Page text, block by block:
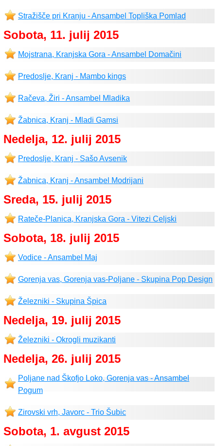
Stražišče pri Kranju - Ansambel Topliška Pomlad
Sobota, 11. julij 2015
Mojstrana, Kranjska Gora - Ansambel Domačini
Predoslje, Kranj - Mambo kings
Račeva, Žiri - Ansambel Mladika
Žabnica, Kranj - Mladi Gamsi
Nedelja, 12. julij 2015
Predoslje, Kranj - Sašo Avsenik
Žabnica, Kranj - Ansambel Modrijani
Sreda, 15. julij 2015
Rateče-Planica, Kranjska Gora - Vitezi Celjski
Sobota, 18. julij 2015
Vodice - Ansambel Maj
Gorenja vas, Gorenja vas-Poljane - Skupina Pop Design
Železniki - Skupina Špica
Nedelja, 19. julij 2015
Železniki - Okrogli muzikanti
Nedelja, 26. julij 2015
Poljane nad Škofjo Loko, Gorenja vas - Ansambel
Pogum
Zirovski vrh, Javorc - Trio Šubic
Sobota, 1. avgust 2015